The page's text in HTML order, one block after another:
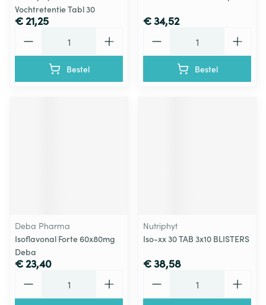
Vochtretentie Tabl 30
€ 21,25
Bestel
€ 34,52
Bestel
Deba Pharma
Isoflavonal Forte 60x80mg
Deba
€ 23,40
Nutriphyt
Iso-xx 30 TAB 3x10 BLISTERS
€ 38,58